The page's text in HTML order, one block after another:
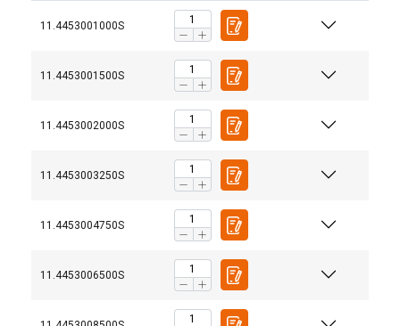
11.4453001000S
11.4453001500S
11.4453002000S
11.4453003250S
11.4453004750S
11.4453006500S